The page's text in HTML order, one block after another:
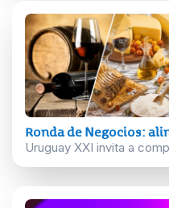
Ronda de Negocios:
Uruguay XXI invita a